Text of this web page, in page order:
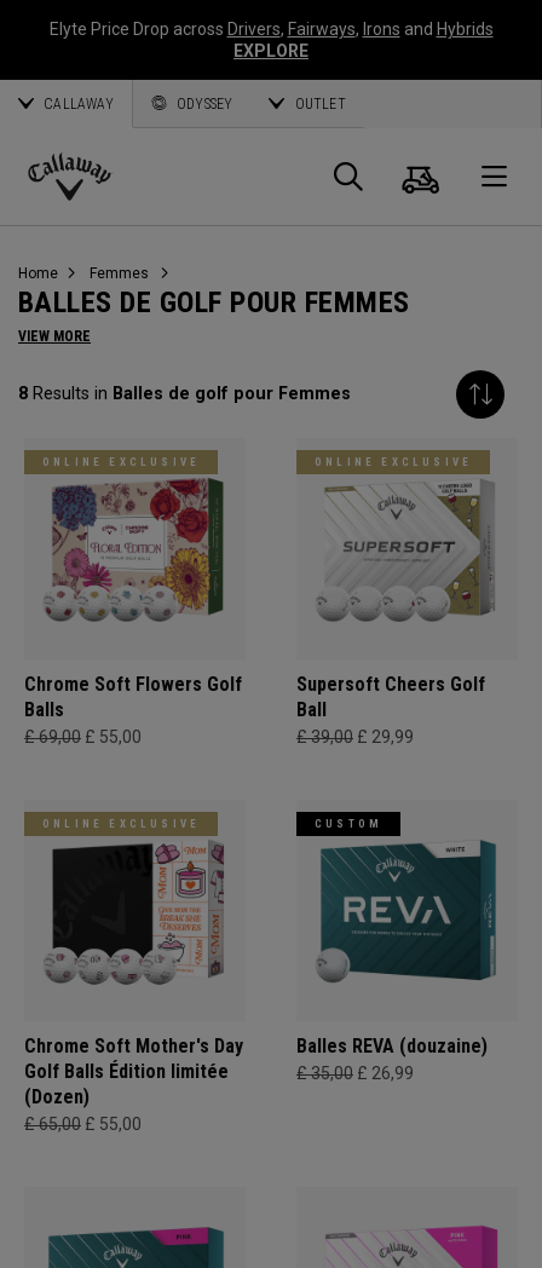
Elyte Price Drop across Drivers, Fairways, Irons and Hybrids
EXPLORE
CALLAWAY ODYSSEY OUTLET
Callaway
Panier
Home Femmes
BALLES DE GOLF POUR FEMMES
VIEW MORE
8 Results in Balles de golf pour Femmes
ONLINE EXCLUSIVE
Chrome Soft Flowers Golf
Balls
£ 69,00 £ 55,00
ONLINE EXCLUSIVE
Supersoft Cheers Golf
Ball
£ 39,00 £ 29,99
ONLINE EXCLUSIVE
Chrome Soft Mother's Day
Golf Balls Édition limitée
(Dozen)
£ 65,00 £ 55,00
CUSTOM
Balles REVA (douzaine)
£ 35,00 £ 26,99